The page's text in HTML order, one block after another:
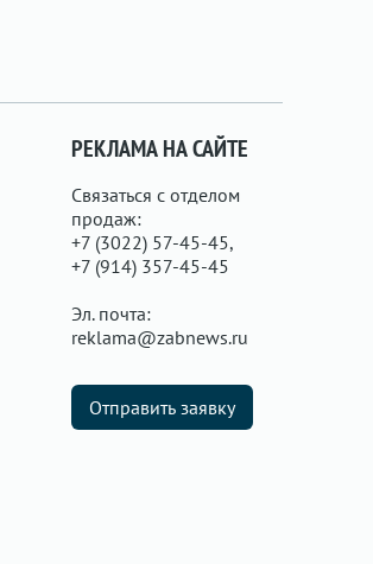
РЕКЛАМА НА САЙТЕ
Связаться с отделом
продаж:
+7 (3022) 57-45-45,
+7 (914) 357-45-45
Эл. почта:
reklama@zabnews.ru
Отправить заявку